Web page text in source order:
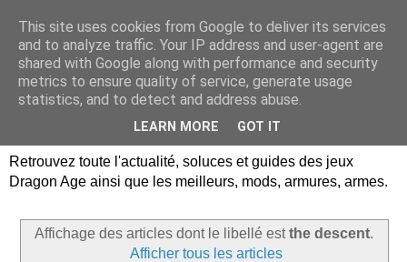
Dragon Age Univers :
Guides, soluces, infos sur
les jeux Dragon Age.
Retrouvez toute l'actualité, soluces et guides des jeux
Dragon Age ainsi que les meilleurs, mods, armures, armes.
Affichage des articles dont le libellé estthe descent.
Afficher tous les articles
This site uses cookies from Google to deliver its services
and to analyze traffic. Your IP address and user-agent are
shared with Google along with performance and security
metrics to ensure quality of service, generate usage
statistics, and to detect and address abuse.
LEARN MORE GOT IT